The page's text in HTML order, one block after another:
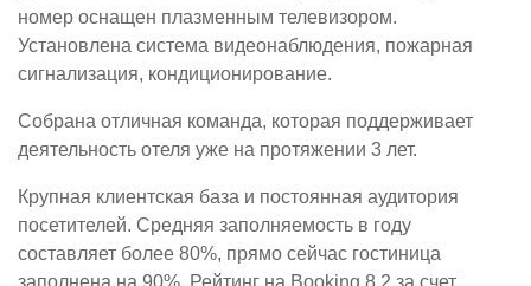
номер оснащен плазменным телевизором.
Установлена система видеонаблюдения, пожарная
сигнализация, кондиционирование.
Собрана отличная команда, которая поддерживает
деятельность отеля уже на протяжении 3 лет.
Крупная клиентская база и постоянная аудитория
посетителей. Средняя заполняемость в году
составляет более 80%, прямо сейчас гостиница
заполнена на 90%. Рейтинг на Booking 8.2 за счет